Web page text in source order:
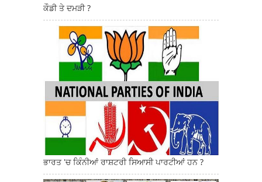
ਕੌਡੀ ਤੇ ਦਮੜੀ ?
ਭਾਰਤ 'ਚ ਕਿੰਨੀਆਂ ਰਾਸ਼ਟਰੀ ਸਿਆਸੀ ਪਾਰਟੀਆਂ ਹਨ ?